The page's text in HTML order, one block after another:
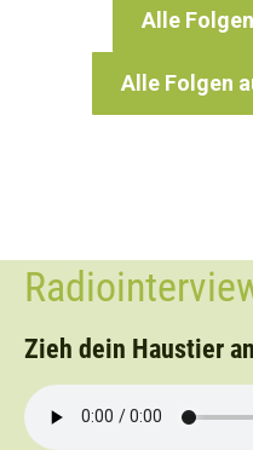
Alle
Alle Folgen
Zieh dein Haustier